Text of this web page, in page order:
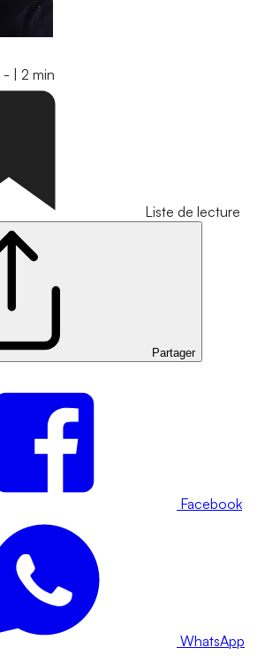
- 2 min
Liste de lecture
Partager
Facebook
WhatsApp